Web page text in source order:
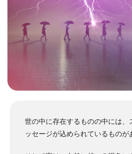
世の中に存在するものの中には、
ッセージが込められているものが